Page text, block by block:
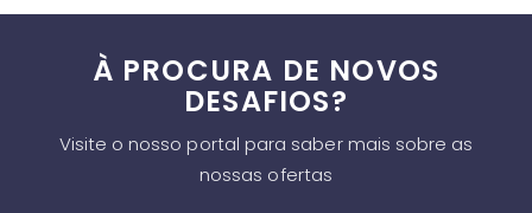
À PROCURA DE NOVOS
DESAFIOS?
Visite o nosso portal para saber mais sobre as
nossas ofertas